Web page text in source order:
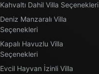
Kahvaltı Dahil Villa Seçenekleri
Deniz Manzaralı Villa
Seçenekleri
Kapalı Havuzlu Villa
Seçenekleri
Evcil Hayvan İzinli Villa